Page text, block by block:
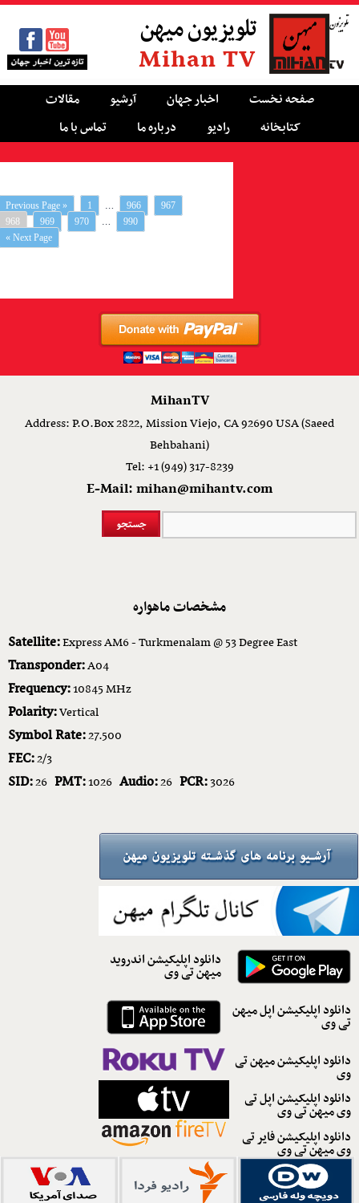
تلویزیون میهن
Mihan TV
صفحه نخست اخبار جهان آرشیو
مقالات
کتابخانه
رادیو درباره ما تماس با ما
« Previous Page 1 … 966
967
968
969 970 …
990
Next Page »
MihanTV
Address: P.O.Box 2822, Mission Viejo, CA 92690 USA (Saeed
Behbahani)
Tel: +1 (949) 317-8239
E-Mail: mihan@mihantv.com
مشخصات ماهواره
Satellite:Express AM6 - Turkmenalam @ 53 Degree East
Transponder:A04
Frequency:10845 MHz
Polarity:Vertical
Symbol Rate:27.500
FEC:2/3
SID:26 PMT:1026 Audio:26 PCR:3026
دانلود اپلیکیشن اندروید
میهن تی وی
دانلود اپلیکیشن اپل میهن
تی وی
دانلود اپلیکیشن میهن تی
وی
دانلود اپلیکیشن اپل تی
وی میهن تی وی
دانلود اپلیکیشن فایر تی
وی میهن تی وی